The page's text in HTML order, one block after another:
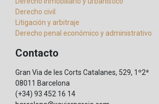
Derecho civil
Litigación y arbitraje
Derecho penal económico y administrativo
Contacto
Gran Via de les Corts Catalanes, 529, 1º2ª
08011 Barcelona
(+34) 93 452 16 14